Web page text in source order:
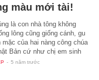
màu mới tài!
là con nhà tông không
lông cũng giống cánh, gu
mặc của hai nàng công chúa
Bản cứ như chị em sinh
- 5 năm trước